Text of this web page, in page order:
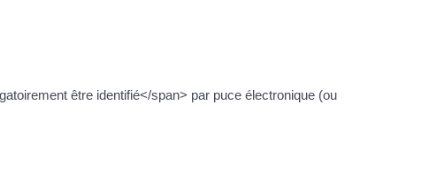
être identifié</span> par puce électronique (ou